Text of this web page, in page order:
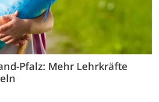
Pfalz: Mehr Lehrkräfte